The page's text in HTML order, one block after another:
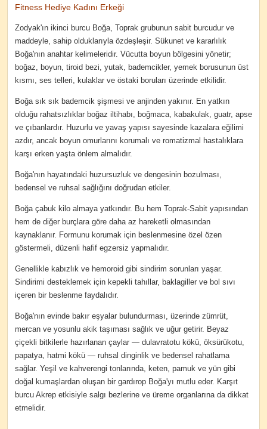
Fitness Hediye Kadını Erkeği
Zodyak'ın ikinci burcu Boğa, Toprak grubunun sabit burcudur ve
maddeyle, sahip olduklarıyla özdeşleşir. Sükunet ve kararlılık
Boğa'nın anahtar kelimeleridir. Vücutta boyun bölgesini yönetir;
boğaz, boyun, tiroid bezi, yutak, bademcikler, yemek borusunun üst
kısmı, ses telleri, kulaklar ve östaki boruları üzerinde etkilidir.
Boğa sık sık bademcik şişmesi ve anjinden yakınır. En yatkın
olduğu rahatsızlıklar boğaz iltihabı, boğmaca, kabakulak, guatr, apse
ve çıbanlardır. Huzurlu ve yavaş yapısı sayesinde kazalara eğilimi
azdır, ancak boyun omurlarını korumalı ve romatizmal hastalıklara
karşı erken yaşta önlem almalıdır.
Boğa'nın hayatındaki huzursuzluk ve dengesinin bozulması,
bedensel ve ruhsal sağlığını doğrudan etkiler.
Boğa çabuk kilo almaya yatkındır. Bu hem Toprak-Sabit yapısından
hem de diğer burçlara göre daha az hareketli olmasından
kaynaklanır. Formunu korumak için beslenmesine özel özen
göstermeli, düzenli hafif egzersiz yapmalıdır.
Genellikle kabızlık ve hemoroid gibi sindirim sorunları yaşar.
Sindirimi desteklemek için kepekli tahıllar, baklagiller ve bol sıvı
içeren bir beslenme faydalıdır.
Boğa'nın evinde bakır eşyalar bulundurması, üzerinde zümrüt,
mercan ve yosunlu akik taşıması sağlık ve uğur getirir. Beyaz
çiçekli bitkilerle hazırlanan çaylar — dulavratotu kökü, öksürükotu,
papatya, hatmi kökü — ruhsal dinginlik ve bedensel rahatlama
sağlar. Yeşil ve kahverengi tonlarında, keten, pamuk ve yün gibi
doğal kumaşlardan oluşan bir gardırop Boğa'yı mutlu eder. Karşıt
burcu Akrep etkisiyle salgı bezlerine ve üreme organlarına da dikkat
etmelidir.